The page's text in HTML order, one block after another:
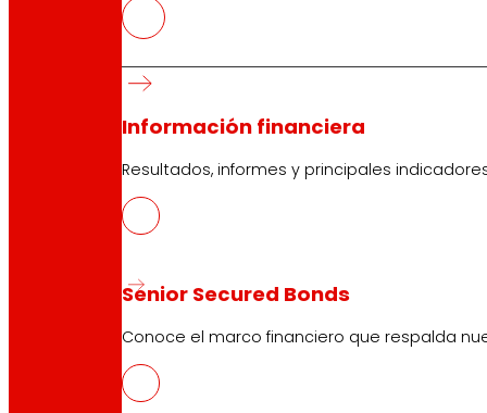
Información financiera
Resultados, informes y principales
Senior Secured Bonds
Conoce el marco financiero que respalda